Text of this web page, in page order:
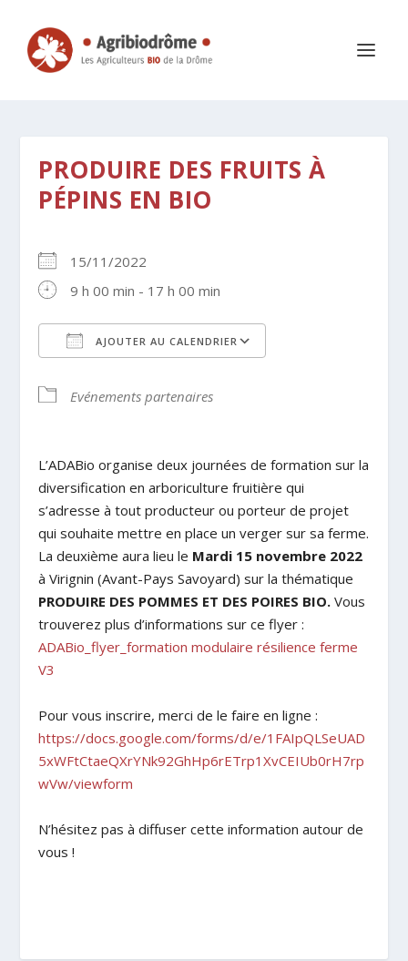
PRODUIRE DES FRUITS À
PÉPINS EN BIO
15/11/2022
9 h 00 min - 17 h 00 min
AJOUTER AU CALENDRIER
Evénements partenaires
L’ADABio organise deux journées de formation sur la
diversification en arboriculture fruitière qui
s’adresse à tout producteur ou porteur de projet
qui souhaite mettre en place un verger sur sa ferme.
La deuxième aura lieu le Mardi 15 novembre 2022
à Virignin (Avant-Pays Savoyard) sur la thématique
PRODUIRE DES POMMES ET DES POIRES BIO. Vous
trouverez plus d’informations sur ce flyer :
ADABio_flyer_formation modulaire résilience ferme
V3
Pour vous inscrire, merci de le faire en ligne :
https://docs.google.com/forms/d/e/1FAIpQLSeUAD
5xWFtCtaeQXrYNk92GhHp6rETrp1XvCEIUb0rH7rp
wVw/viewform
N’hésitez pas à diffuser cette information autour de
vous !